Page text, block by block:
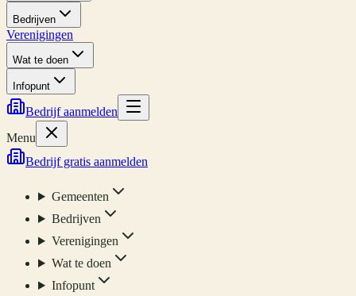
Bedrijven
Verenigingen
Wat te doen
Infopunt
Bedrijf aanmelden
Menu
Bedrijf gratis aanmelden
Gemeenten
Bedrijven
Verenigingen
Wat te doen
Infopunt